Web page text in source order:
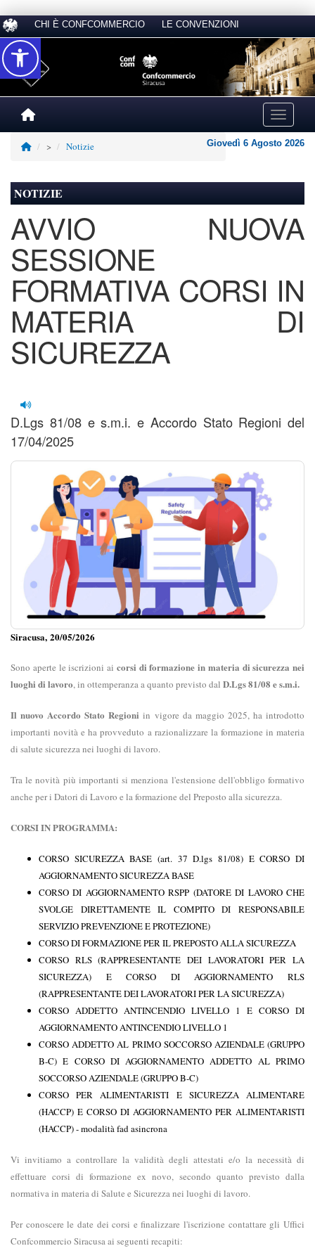
CHI È CONFCOMMERCIO LE CONVENZIONI
Toggle
> Notizie Giovedì 6 Agosto 2026
NOTIZIE
AVVIO NUOVA
SESSIONE
FORMATIVA CORSI IN
MATERIA DI
SICUREZZA
D.Lgs 81/08 e s.m.i. e Accordo Stato Regioni del
17/04/2025
Siracusa, 20/05/2026
Sono aperte le iscrizioni ai corsi di formazione in materia di sicurezza nei
luoghi di lavoro, in ottemperanza a quanto previsto dal D.Lgs 81/08 e s.m.i.
Il nuovo Accordo Stato Regioni in vigore da maggio 2025, ha introdotto
importanti novità e ha provveduto a razionalizzare la formazione in materia
di salute sicurezza nei luoghi di lavoro.
Tra le novità più importanti si menziona l'estensione dell'obbligo formativo
anche per i Datori di Lavoro e la formazione del Preposto alla sicurezza.
CORSI IN PROGRAMMA:
CORSO SICUREZZA BASE (art. 37 D.lgs 81/08) E CORSO DI
AGGIORNAMENTO SICUREZZA BASE
CORSO DI AGGIORNAMENTO RSPP (DATORE DI LAVORO CHE
SVOLGE DIRETTAMENTE IL COMPITO DI RESPONSABILE
SERVIZIO PREVENZIONE E PROTEZIONE)
CORSO DI FORMAZIONE PER IL PREPOSTO ALLA SICUREZZA
CORSO RLS (RAPPRESENTANTE DEI LAVORATORI PER LA
SICUREZZA) E CORSO DI AGGIORNAMENTO RLS
(RAPPRESENTANTE DEI LAVORATORI PER LA SICUREZZA)
CORSO ADDETTO ANTINCENDIO LIVELLO 1 E CORSO DI
AGGIORNAMENTO ANTINCENDIO LIVELLO 1
CORSO ADDETTO AL PRIMO SOCCORSO AZIENDALE (GRUPPO
B-C) E CORSO DI AGGIORNAMENTO ADDETTO AL PRIMO
SOCCORSO AZIENDALE (GRUPPO B-C)
CORSO PER ALIMENTARISTI E SICUREZZA ALIMENTARE
(HACCP) E CORSO DI AGGIORNAMENTO PER ALIMENTARISTI
(HACCP) - modalità fad asincrona
Vi invitiamo a controllare la validità degli attestati e/o la necessità di
effettuare corsi di formazione ex novo, secondo quanto previsto dalla
normativa in materia di Salute e Sicurezza nei luoghi di lavoro.
Per conoscere le date dei corsi e finalizzare l'iscrizione contattare gli Uffici
Confcommercio Siracusa ai seguenti recapiti:
Accessibilità